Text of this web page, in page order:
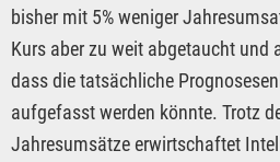
bisher mit 5% weniger
Kurs aber zu weit abgetaucht und
dass die tatsächliche
aufgefasst werden könnte. Trotz
Jahresumsätze erwirtschaftet